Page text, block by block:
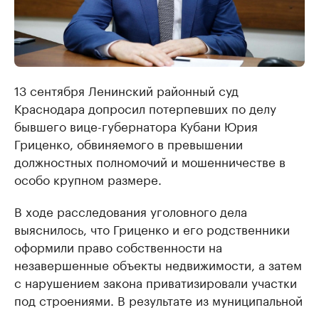
13 сентября Ленинский районный суд
Краснодара допросил потерпевших по делу
бывшего вице-губернатора Кубани Юрия
Гриценко, обвиняемого в превышении
должностных полномочий и мошенничестве в
особо крупном размере.
В ходе расследования уголовного дела
выяснилось, что Гриценко и его родственники
оформили право собственности на
незавершенные объекты недвижимости, а затем
с нарушением закона приватизировали участки
под строениями. В результате из муниципальной